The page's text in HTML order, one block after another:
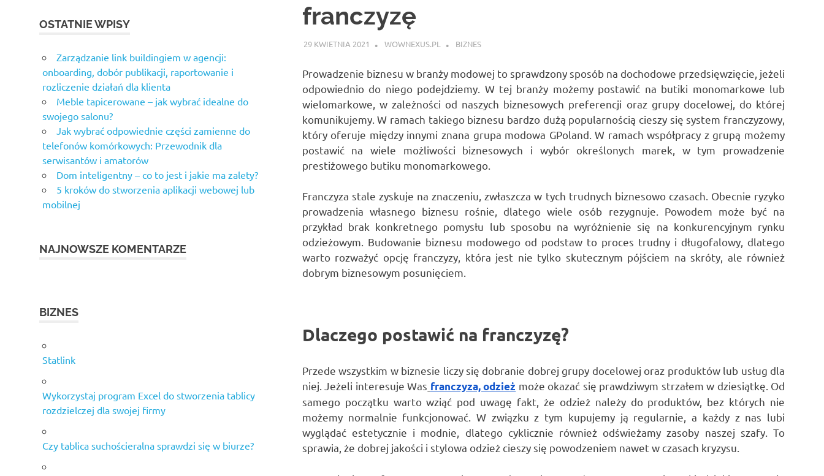
franczyzę
29 KWIETNIA 2021 WOWNEXUS.PL BIZNES
Prowadzenie biznesu w branży modowej to sprawdzony sposób na dochodowe przedsięwzięcie, jeżeli
odpowiednio do niego podejdziemy. W tej branży możemy postawić na butiki monomarkowe lub
wielomarkowe, w zależności od naszych biznesowych preferencji oraz grupy docelowej, do której
komunikujemy. W ramach takiego biznesu bardzo dużą popularnością cieszy się system franczyzowy,
który oferuje między innymi znana grupa modowa GPoland. W ramach współpracy z grupą możemy
postawić na wiele możliwości biznesowych i wybór określonych marek, w tym prowadzenie
prestiżowego butiku monomarkowego.
Franczyza stale zyskuje na znaczeniu, zwłaszcza w tych trudnych biznesowo czasach. Obecnie ryzyko
prowadzenia własnego biznesu rośnie, dlatego wiele osób rezygnuje. Powodem może być na
przykład brak konkretnego pomysłu lub sposobu na wyróżnienie się na konkurencyjnym rynku
odzieżowym. Budowanie biznesu modowego od podstaw to proces trudny i długofalowy, dlatego
warto rozważyć opcję franczyzy, która jest nie tylko skutecznym pójściem na skróty, ale również
dobrym biznesowym posunięciem.
Dlaczego postawić na franczyzę?
Przede wszystkim w biznesie liczy się dobranie dobrej grupy docelowej oraz produktów lub usług dla
niej. Jeżeli interesuje Was franczyza, odzież może okazać się prawdziwym strzałem w dziesiątkę. Od
samego początku warto wziąć pod uwagę fakt, że odzież należy do produktów, bez których nie
możemy normalnie funkcjonować. W związku z tym kupujemy ją regularnie, a każdy z nas lubi
wyglądać estetycznie i modnie, dlatego cyklicznie również odświeżamy zasoby naszej szafy. To
sprawia, że dobrej jakości i stylowa odzież cieszy się powodzeniem nawet w czasach kryzysu.
OSTATNIE WPISY
Zarządzanie link buildingiem w agencji:
onboarding, dobór publikacji, raportowanie i
rozliczenie działań dla klienta
Meble tapicerowane – jak wybrać idealne do
swojego salonu?
Jak wybrać odpowiednie części zamienne do
telefonów komórkowych: Przewodnik dla
serwisantów i amatorów
Dom inteligentny – co to jest i jakie ma zalety?
5 kroków do stworzenia aplikacji webowej lub
mobilnej
NAJNOWSZE KOMENTARZE
BIZNES
Statlink
Wykorzystaj program Excel do stworzenia tablicy
rozdzielczej dla swojej firmy
Czy tablica suchościeralna sprawdzi się w biurze?